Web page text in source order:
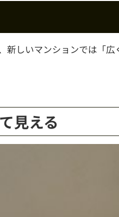
新しいマンションでは「広
見える